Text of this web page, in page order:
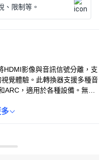
、限制等。
HDMI影像與音訊信號分離，支
覺體驗。此轉換器支援多種音
，適用於各種設備。無論
鬆調整至最佳效果。產品設計